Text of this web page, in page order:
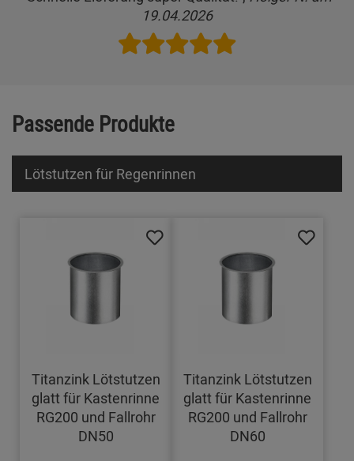
19.04.2026
Passende Produkte
Lötstutzen für Regenrinnen
Titanzink Lötstutzen
glatt für Kastenrinne
RG200 und Fallrohr
DN50
Titanzink Lötstutzen
glatt für Kastenrinne
RG200 und Fallrohr
DN60